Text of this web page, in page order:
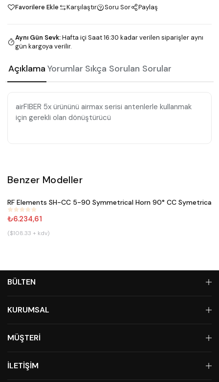
Favorilere Ekle Karşılaştır Soru Sor Paylaş
Aynı Gün Sevk:Hafta içi Saat 16:30 kadar verilen siparişler aynı
gün kargoya verilir.
Açıklama Yorumlar Sıkça Sorulan Sorular
airFIBER 5x ürününü airmax serisi antenlerle kullanmak
için gerekli olan dönüştürücü
Benzer Modeller
#644
RF Elements SH-CC 5-90 Symmetrical Horn 90° CC Symetrical
₺6.234,61
($108.33 + kdv)
BÜLTEN
KURUMSAL
MÜŞTERİ
İLETİŞİM